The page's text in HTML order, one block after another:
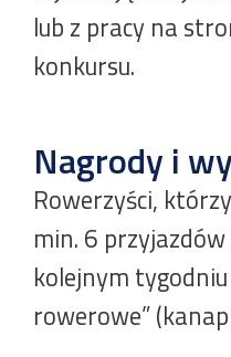
lub z pracy na
konkursu.
Nagrody i
Rowerzyści,
min. 6
kolejnym
rowerowe”